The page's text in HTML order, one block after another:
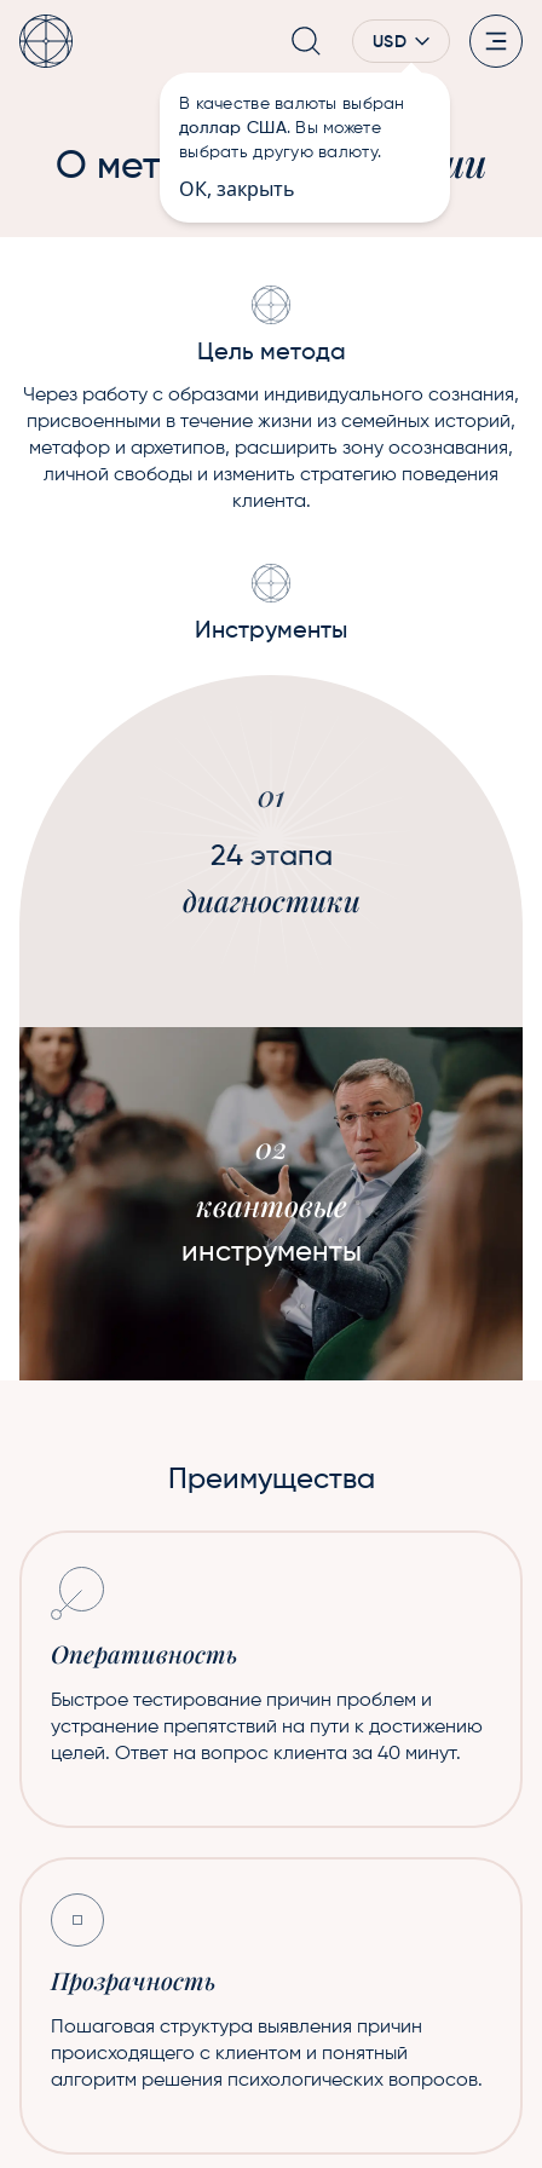
USD
В качестве валюты выбран
доллар США. Вы можете
выбрать другую валюту.
ОК, закрыть
Главная — О методе
О методеТерапия Души
Цель метода
Через работу с образами индивидуального сознания,
присвоенными в течение жизни из семейных историй,
метафор и архетипов, расширить зону осознавания,
личной свободы и изменить стратегию поведения
клиента.
Инструменты
01
24 этапа
диагностики
02
квантовые
инструменты
Преимущества
Оперативность
Быстрое тестирование причин проблем и
устранение препятствий на пути к достижению
целей. Ответ на вопрос клиента за 40 минут.
Прозрачность
Пошаговая структура выявления причин
происходящего с клиентом и понятный
алгоритм решения психологических вопросов.